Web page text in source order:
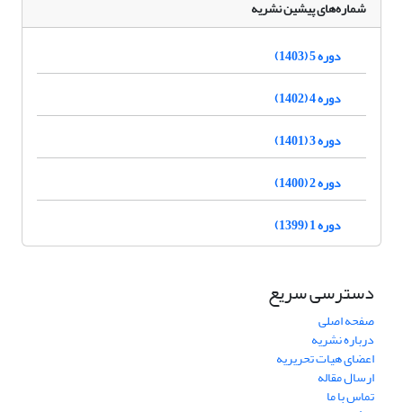
شماره‌های پیشین نشریه
دوره 5 (1403)
دوره 4 (1402)
دوره 3 (1401)
دوره 2 (1400)
دوره 1 (1399)
دسترسی سریع
صفحه اصلی
درباره نشریه
اعضای هیات تحریریه
ارسال مقاله
تماس با ما